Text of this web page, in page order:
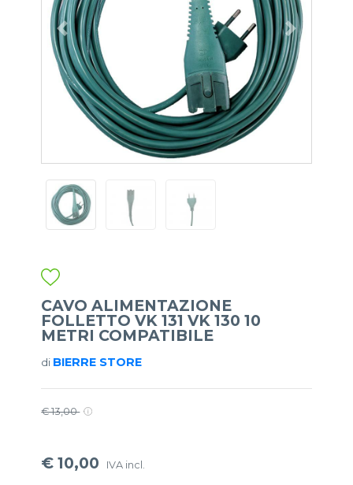
CAVO ALIMENTAZIONE
FOLLETTO VK 131 VK 130 10
METRI COMPATIBILE
di BIERRE STORE
€ 13,00
€ 10,00 IVA incl.